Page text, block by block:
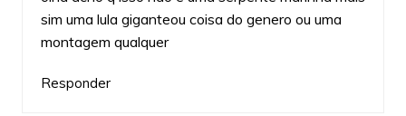
sim uma lula giganteou coisa do genero ou uma
montagem qualquer
Responder